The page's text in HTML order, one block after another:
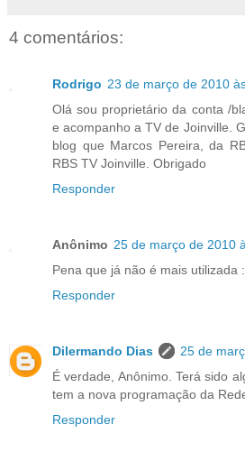
4 comentários:
Rodrigo 23 de março de 2010
Olá sou proprietário da conta /
e acompanho a TV de Joinville.
blog que Marcos Pereira, da
RBS TV Joinville. Obrigado
Responder
Anônimo 25 de março de 2010
Pena que já não é mais utilizada
Responder
Dilermando Dias
25 de
É verdade, Anônimo. Terá sido
tem a nova programação da
Responder